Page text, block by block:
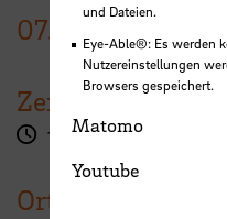
07. Mai2022
Zeit
14:30 - 16:30 Uhr
Ort
und Dateien.
Eye-Able®: Es werden
Nutzereinstellungen
Browsers gespeichert.
Matomo
Youtube